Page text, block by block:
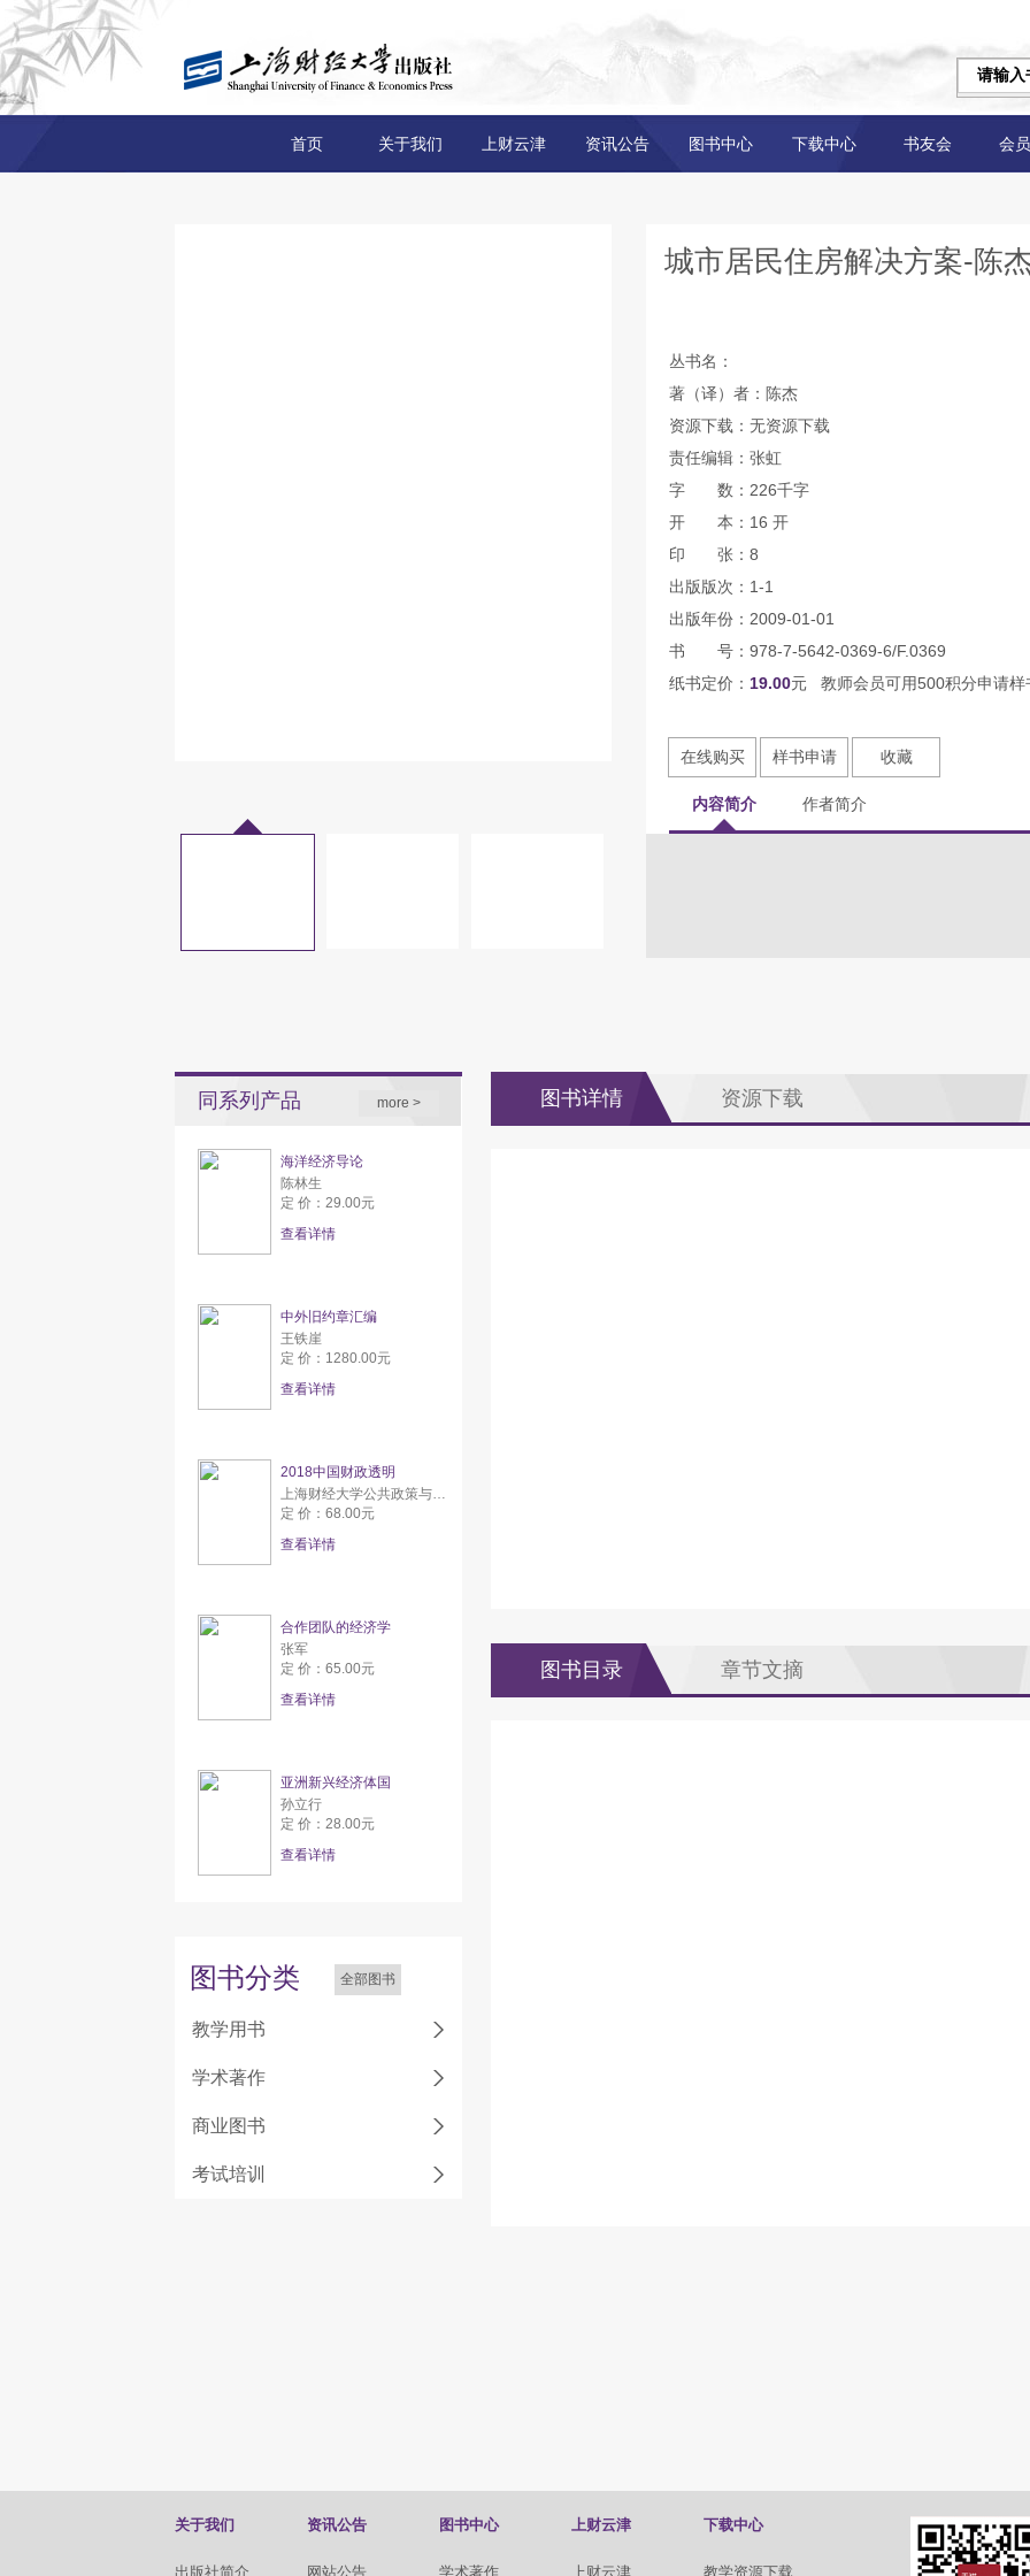
首页 关于我们 上财云津 资讯公告 图书中心 下载中心 书友会 会
城市居民住房解决方案-陈
丛书名：
著（译）者：陈杰
资源下载：无资源下载
责任编辑：张虹
字 数：226千字
开 本：16 开
印 张：8
出版版次：1-1
出版年份：2009-01-01
书 号：978-7-5642-0369-6/F.0369
纸书定价： 19.00元 教师会员可用500积分申请样
在线购买 样书申请 收藏
内容简介 作者简介
同系列产品 more >
海洋经济导论
陈林生
定 价：29.00元
查看详情
中外旧约章汇编
王铁崖
定 价：1280.00元
查看详情
2018中国财政透明
上海财经大学公共政策与研究中心
定 价：68.00元
查看详情
合作团队的经济学
张军
定 价：65.00元
查看详情
亚洲新兴经济体国
孙立行
定 价：28.00元
查看详情
图书分类 全部图书
教学用书
学术著作
商业图书
考试培训
图书详情 资源下载
图书目录 章节文摘
关于我们
出版社简介
资讯公告
网站公告
图书中心
学术著作
上财云津
上财云津
下载中心
教学资源下载